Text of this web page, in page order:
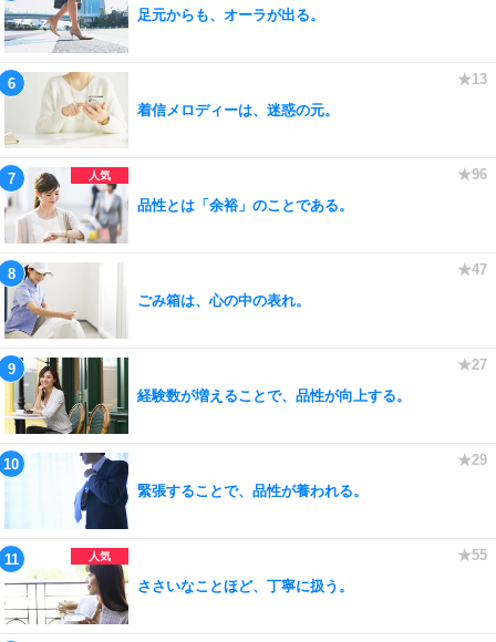
足元からも、オーラが出る。
着信メロディーは、迷惑の元。
品性とは「余裕」のことである。
ごみ箱は、心の中の表れ。
経験数が増えることで、品性が向上する。
緊張することで、品性が養われる。
ささいなことほど、丁寧に扱う。